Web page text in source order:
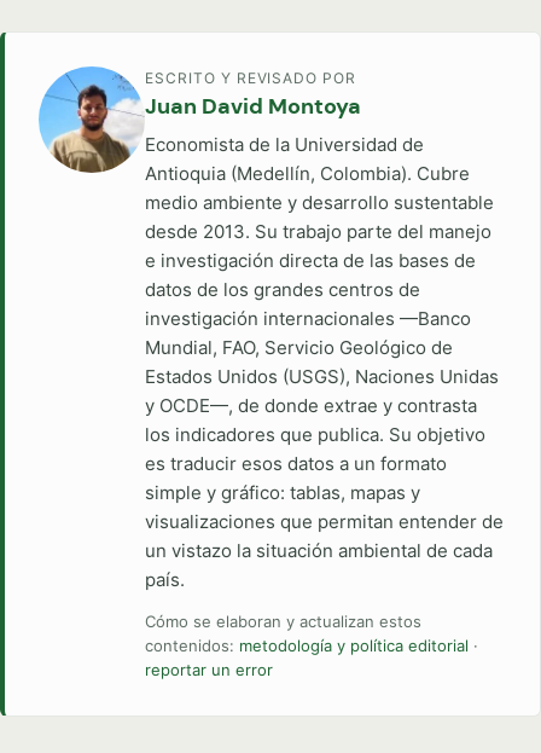
ESCRITO Y REVISADO POR
Juan David Montoya
Economista de la Universidad de
Antioquia (Medellín, Colombia). Cubre
medio ambiente y desarrollo sustentable
desde 2013. Su trabajo parte del manejo
e investigación directa de las bases de
datos de los grandes centros de
investigación internacionales —Banco
Mundial, FAO, Servicio Geológico de
Estados Unidos (USGS), Naciones Unidas
y OCDE—, de donde extrae y contrasta
los indicadores que publica. Su objetivo
es traducir esos datos a un formato
simple y gráfico: tablas, mapas y
visualizaciones que permitan entender de
un vistazo la situación ambiental de cada
país.
Cómo se elaboran y actualizan estos
contenidos: metodología y política editorial ·
reportar un error